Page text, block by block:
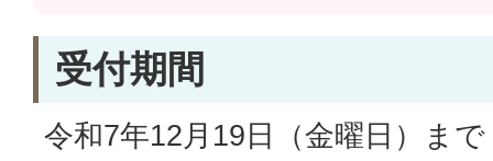
受付期間
令和7年12月19日（金曜日）ま